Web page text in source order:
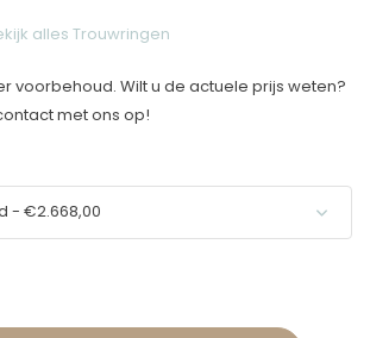
alles Trouwringen
voorbehoud. Wilt u de actuele prijs weten?
met ons op!
- €2.668,00